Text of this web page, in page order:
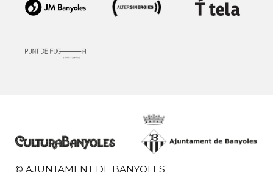
© AJUNTAMENT DE BANYOLES